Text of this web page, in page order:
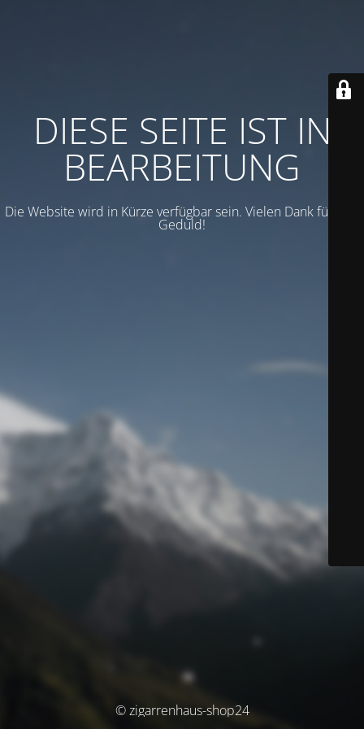
DIESE SEITE IST IN
BEARBEITUNG
Die Website wird in Kürze verfügbar sein. Vielen Dank für Ihre
Geduld!
© zigarrenhaus-shop24